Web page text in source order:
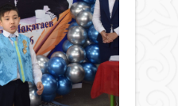
Руханият
13 ақпан
2024 ж.
555
0
Толығырақ